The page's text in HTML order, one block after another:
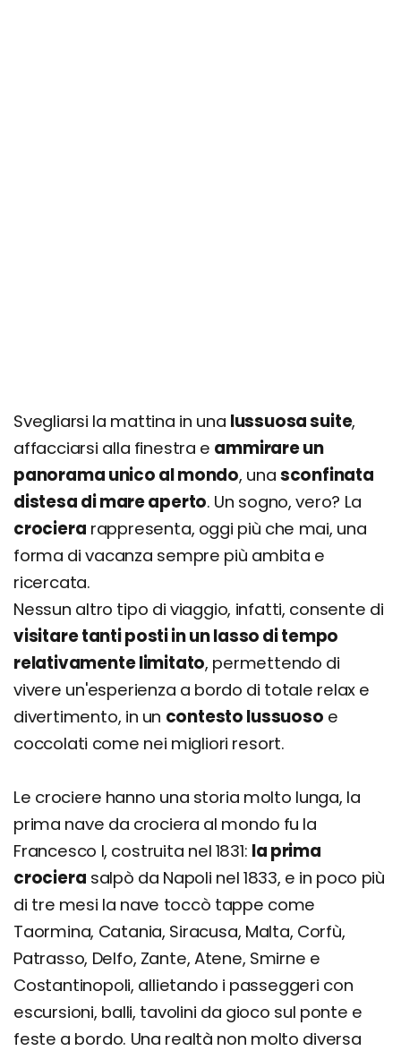
Svegliarsi la mattina in una lussuosa suite,
affacciarsi alla finestra e ammirare un
panorama unico al mondo, una sconfinata
distesa di mare aperto. Un sogno, vero? La
crociera rappresenta, oggi più che mai, una
forma di vacanza sempre più ambita e
ricercata.
Nessun altro tipo di viaggio, infatti, consente di
visitare tanti posti in un lasso di tempo
relativamente limitato, permettendo di
vivere un'esperienza a bordo di totale relax e
divertimento, in un contesto lussuoso e
coccolati come nei migliori resort.
Le crociere hanno una storia molto lunga, la
prima nave da crociera al mondo fu la
Francesco I, costruita nel 1831: la prima
crociera salpò da Napoli nel 1833, e in poco più
di tre mesi la nave toccò tappe come
Taormina, Catania, Siracusa, Malta, Corfù,
Patrasso, Delfo, Zante, Atene, Smirne e
Costantinopoli, allietando i passeggeri con
escursioni, balli, tavolini da gioco sul ponte e
feste a bordo. Una realtà non molto diversa